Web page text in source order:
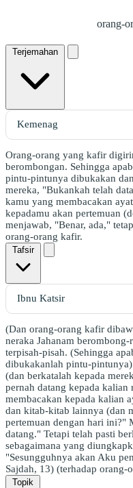
orang-
Terjemahan
Orang-orang yang kafir
berombongan. Sehingga
pintu-pintunya dibukakan
mereka, "Bukankah telah
kamu yang membacakan
kepadamu akan pertemuan
menjawab, "Benar, ada,"
orang-orang kafir.
Tafsir
(Dan orang-orang kafir
neraka Jahanam
terpisah-pisah. (Sehingga
dibukakanlah pintu-
(dan berkatalah kepada
pernah datang kepada
membacakan kepada kalian
dan kitab-kitab lainnya (dan
pertemuan dengan hari ini?"
datang." Tetapi telah pasti
sebagaimana yang
"Sesungguhnya akan Aku
Sajdah, 13) (terhadap orang-
Topik